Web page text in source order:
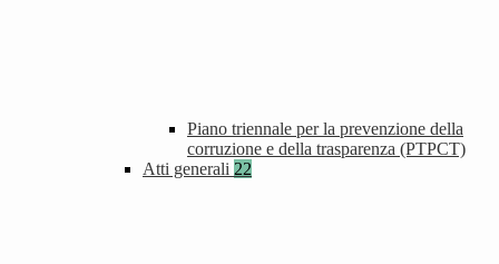
Piano triennale per la prevenzione della
corruzione e della trasparenza (PTPCT)
Atti generali 22